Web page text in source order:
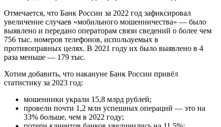
Отмечается, что Банк России за 2022 год зафиксировал
увеличение случаев «мобильного мошенничества» — было
выявлено и передано операторам связи сведений о более чем
756 тыс. номеров телефонов, используемых в
противоправных целях. В 2021 году их было выявлено в 4
раза меньше — 179 тыс.
Хотим добавить, что накануне Банк России привёл
статистику за 2023 год:
мошенники украли 15,8 млрд рублей;
провели почти 1,2 млн успешных операций — это на
33% больше, чем в 2022 году;